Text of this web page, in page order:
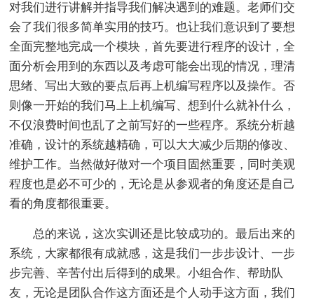
对我们进行讲解并指导我们解决遇到的难题。老师们交
会了我们很多简单实用的技巧。也让我们意识到了要想
全面完整地完成一个模块，首先要进行程序的设计，全
面分析会用到的东西以及考虑可能会出现的情况，理清
思绪、写出大致的要点后再上机编写程序以及操作。否
则像一开始的我们马上上机编写、想到什么就补什么，
不仅浪费时间也乱了之前写好的一些程序。系统分析越
准确，设计的系统越精确，可以大大减少后期的修改、
维护工作。当然做好做对一个项目固然重要，同时美观
程度也是必不可少的，无论是从参观者的角度还是自己
看的角度都很重要。
总的来说，这次实训还是比较成功的。最后出来的
系统，大家都很有成就感，这是我们一步步设计、一步
步完善、辛苦付出后得到的成果。小组合作、帮助队
友，无论是团队合作这方面还是个人动手这方面，我们